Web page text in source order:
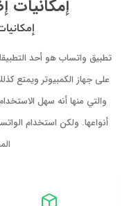
إمكانيات
تطبيق واتساب هو أحد
على جهاز الكمبيوتر ويمتع
والتي منها أنه سهل
أنواعها. ولكن استخدام